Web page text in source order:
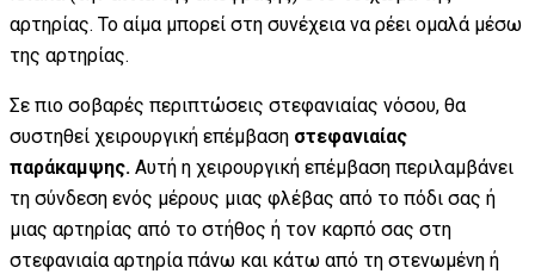
αρτηρίας. Το αίμα μπορεί στη συνέχεια να ρέει ομαλά μέσω
της αρτηρίας.
Σε πιο σοβαρές περιπτώσεις στεφανιαίας νόσου, θα
συστηθεί χειρουργική επέμβαση στεφανιαίας
παράκαμψης. Αυτή η χειρουργική επέμβαση περιλαμβάνει
τη σύνδεση ενός μέρους μιας φλέβας από το πόδι σας ή
μιας αρτηρίας από το στήθος ή τον καρπό σας στη
στεφανιαία αρτηρία πάνω και κάτω από τη στενωμένη ή